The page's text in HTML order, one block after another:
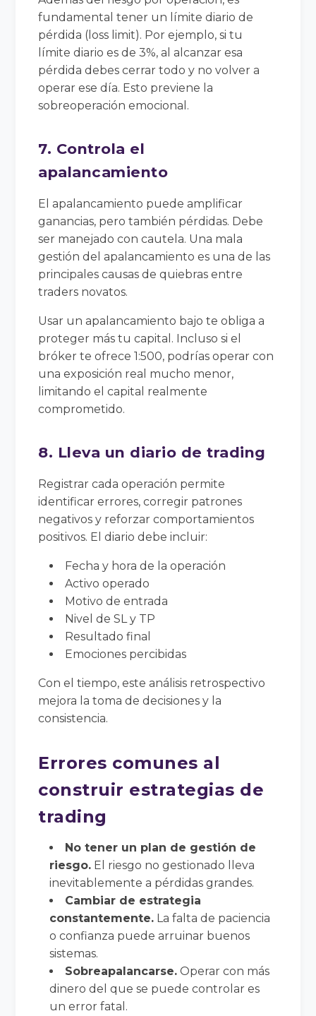
fundamental tener un límite diario de
pérdida (loss limit). Por ejemplo, si tu
límite diario es de 3%, al alcanzar esa
pérdida debes cerrar todo y no volver a
operar ese día. Esto previene la
sobreoperación emocional.
7. Controla el
apalancamiento
El apalancamiento puede amplificar
ganancias, pero también pérdidas. Debe
ser manejado con cautela. Una mala
gestión del apalancamiento es una de las
principales causas de quiebras entre
traders novatos.
Usar un apalancamiento bajo te obliga a
proteger más tu capital. Incluso si el
bróker te ofrece 1:500, podrías operar con
una exposición real mucho menor,
limitando el capital realmente
comprometido.
8. Lleva un diario de trading
Registrar cada operación permite
identificar errores, corregir patrones
negativos y reforzar comportamientos
positivos. El diario debe incluir:
Fecha y hora de la operación
Activo operado
Motivo de entrada
Nivel de SL y TP
Resultado final
Emociones percibidas
Con el tiempo, este análisis retrospectivo
mejora la toma de decisiones y la
consistencia.
Errores comunes al
construir estrategias de
trading
No tener un plan de gestión de
riesgo. El riesgo no gestionado lleva
inevitablemente a pérdidas grandes.
Cambiar de estrategia
constantemente. La falta de paciencia
o confianza puede arruinar buenos
sistemas.
Sobreapalancarse. Operar con más
dinero del que se puede controlar es
un error fatal.